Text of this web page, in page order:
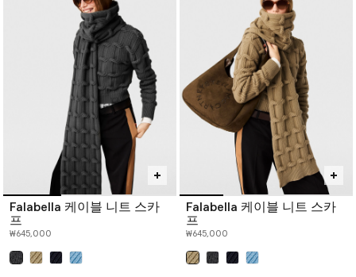
Falabella 케이블 니트 스카
프
₩645,000
Falabella 케이블 니트 스카
프
₩645,000